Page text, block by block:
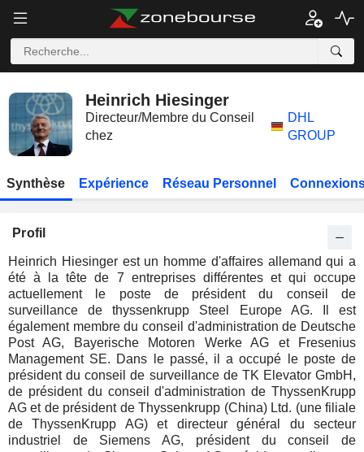
Heinrich Hiesinger
Directeur/Membre du Conseil
chez
DHL
GROUP
Synthèse Expérience Réseau Personnel
Profil
Heinrich Hiesinger est un homme d'affaires allemand qui a
été à la tête de 7 entreprises différentes et qui occupe
actuellement le poste de président du conseil de
surveillance de thyssenkrupp Steel Europe AG. Il est
également membre du conseil d'administration de Deutsche
Post AG, Bayerische Motoren Werke AG et Fresenius
Management SE. Dans le passé, il a occupé le poste de
président du conseil de surveillance de TK Elevator GmbH,
de président du conseil d'administration de ThyssenKrupp
AG et de président de Thyssenkrupp (China) Ltd. (une filiale
de ThyssenKrupp AG) et directeur général du secteur
industriel de Siemens AG, président du conseil de